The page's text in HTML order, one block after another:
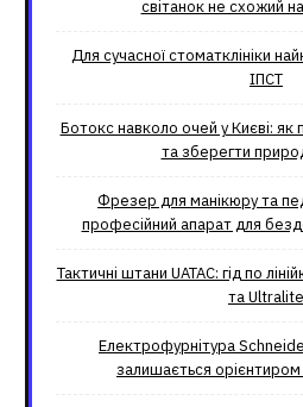
світанок не схожий
Для сучасної стоматклініки
ІПСТ
Ботокс навколо очей у Києві: як
та зберегти
Фрезер для манікюру та
професійний апарат для
Тактичні штани UATAC: гід по
та Ultralite
Електрофурнітура
залишається орієнтиром